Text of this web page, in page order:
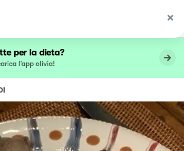
per la dieta?
l’app olivia!